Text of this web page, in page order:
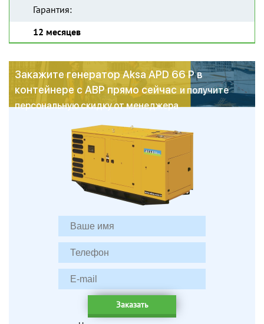
Гарантия:
12 месяцев
Закажите генератор Aksa APD 66 P в
контейнере с АВР прямо сейчас и получите
персональную скидку от менеджера
Заказать